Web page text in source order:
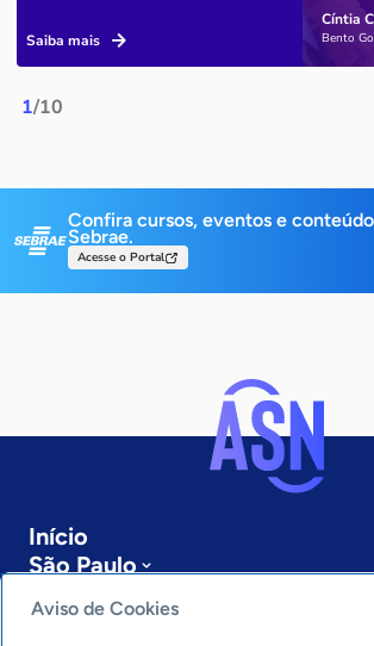
1/10
Cíntia
Bento
Saiba mais
Confira cursos, eventos e
Sebrae.
Acesse o Portal
Início
São Paulo
Sobre a ASN
Últimas notícias
Aviso de Cookies